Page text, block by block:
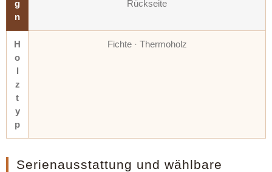
g
n
Rückseite
H
o
l
z
t
y
p
Fichte · Thermoholz
Serienausstattung und wählbare